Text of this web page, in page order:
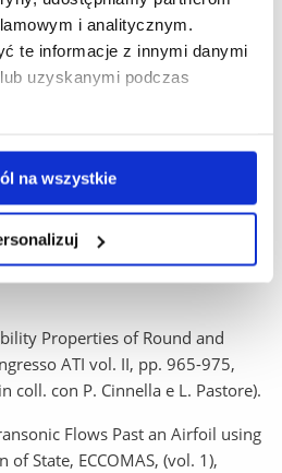
i analitycznym.
te informacje z innymi danymi
uzyskanymi podczas
na wszystkie
(in coll. con A.
Behaviour in a Diesel Engine
Addition;, Workshop on Fuel
Italy - May 28, 2004 (in coll.
Chamber of Direct
Transactions, Journal of Engines,
(in coll. Con A. de Risi e T.
Properties of Round and
ATI vol. II, pp. 965-975,
coll. con P. Cinnella e L. Pastore).
Flows Past an Airfoil using
State, ECCOMAS, (vol. 1),